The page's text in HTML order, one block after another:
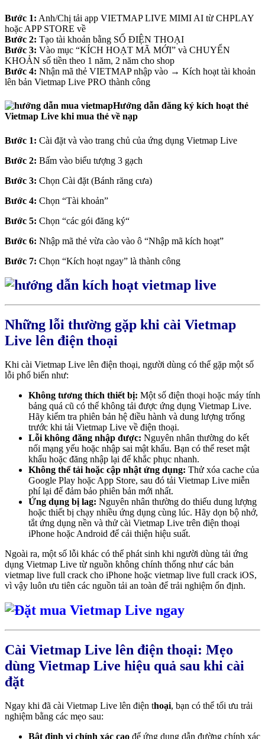
Bước 1: Anh/Chị tải app VIETMAP LIVE MIMI AI từ CHPLAY
hoặc APP STORE về
Bước 2: Tạo tài khoản bằng SỐ ĐIỆN THOẠI
Bước 3: Vào mục “KÍCH HOẠT MÃ MỚI” và CHUYỂN
KHOẢN số tiền theo 1 năm, 2 năm cho shop
Bước 4: Nhận mã thẻ VIETMAP nhập vào → Kích hoạt tài khoản
lên bản Vietmap Live PRO thành công
Hướng dẫn đăng ký kích hoạt thẻ
Vietmap Live khi mua thẻ về nạp
Bước 1: Cài đặt và vào trang chủ của ứng dụng Vietmap Live
Bước 2: Bấm vào biểu tượng 3 gạch
Bước 3: Chọn Cài đặt (Bánh răng cưa)
Bước 4: Chọn “Tài khoản”
Bước 5: Chọn “các gói đăng ký“
Bước 6: Nhập mã thẻ vừa cào vào ô “Nhập mã kích hoạt”
Bước 7: Chọn “Kích hoạt ngay” là thành công
Những lỗi thường gặp khi cài Vietmap
Live lên điện thoại
Khi cài Vietmap Live lên điện thoại, người dùng có thể gặp một số
lỗi phổ biến như:
Không tương thích thiết bị: Một số điện thoại hoặc máy tính
bảng quá cũ có thể không tải được ứng dụng Vietmap Live.
Hãy kiểm tra phiên bản hệ điều hành và dung lượng trống
trước khi tải Vietmap Live về điện thoại.
Lỗi không đăng nhập được: Nguyên nhân thường do kết
nối mạng yếu hoặc nhập sai mật khẩu. Bạn có thể reset mật
khẩu hoặc đăng nhập lại để khắc phục nhanh.
Không thể tải hoặc cập nhật ứng dụng: Thử xóa cache của
Google Play hoặc App Store, sau đó tải Vietmap Live miễn
phí lại để đảm bảo phiên bản mới nhất.
Ứng dụng bị lag: Nguyên nhân thường do thiếu dung lượng
hoặc thiết bị chạy nhiều ứng dụng cùng lúc. Hãy dọn bộ nhớ,
tắt ứng dụng nền và thử cài Vietmap Live trên điện thoại
iPhone hoặc Android để cải thiện hiệu suất.
Ngoài ra, một số lỗi khác có thể phát sinh khi người dùng tải ứng
dụng Vietmap Live từ nguồn không chính thống như các bản
vietmap live full crack cho iPhone hoặc vietmap live full crack iOS,
vì vậy luôn ưu tiên các nguồn tải an toàn để trải nghiệm ổn định.
Cài Vietmap Live lên điện thoại: Mẹo
dùng Vietmap Live hiệu quả sau khi cài
đặt
Ngay khi đã cài Vietmap Live lên điện thoại, bạn có thể tối ưu trải
nghiệm bằng các mẹo sau:
Bật định vị chính xác cao để ứng dụng dẫn đường chính xác